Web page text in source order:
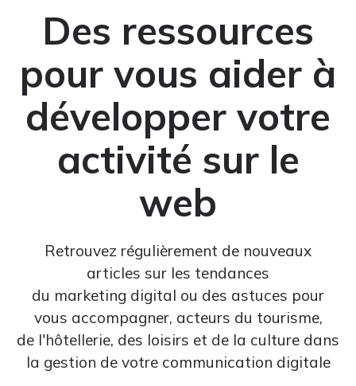
Des ressources
pour vous aider à
développer votre
activité sur le
web
Retrouvez régulièrement de nouveaux
articles sur les tendances
du marketing digital ou des astuces pour
vous accompagner, acteurs du tourisme,
de l'hôtellerie, des loisirs et de la culture dans
la gestion de votre communication digitale